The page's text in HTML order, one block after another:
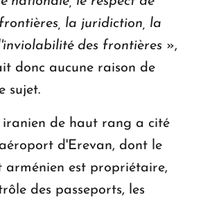
la juridiction, la
des frontières »,
donc aucune raison de
sujet.
de haut rang a cité
d'Erevan, dont le
arménien est propriétaire,
des passeports, les